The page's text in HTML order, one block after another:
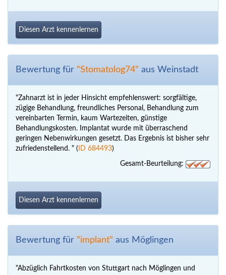
Diesen Arzt kennenlernen
Bewertung für "Stomatolog74" aus Weinstadt
"Zahnarzt ist in jeder Hinsicht empfehlenswert: sorgfältige,
zügige Behandlung, freundliches Personal, Behandlung zum
vereinbarten Termin, kaum Wartezeiten, günstige
Behandlungskosten. Implantat wurde mit überraschend
geringen Nebenwirkungen gesetzt. Das Ergebnis ist bisher sehr
zufriedenstellend. " ( ID 684493)
Gesamt-Beurteilung:
Diesen Arzt kennenlernen
Bewertung für "implant" aus Möglingen
"Abzüglich Fahrtkosten von Stuttgart nach Möglingen und